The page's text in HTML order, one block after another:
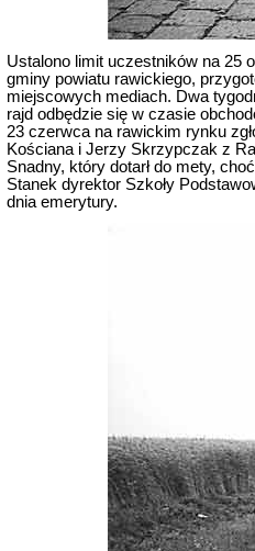
Ustalono limit uczestników na 25
gminy powiatu rawickiego,
miejscowych mediach. Dwa
rajd odbędzie się w czasie
23 czerwca na rawickim rynku
Kościana i Jerzy Skrzypczak z
Snadny, który dotarł do mety,
Stanek dyrektor Szkoły
dnia emerytury.